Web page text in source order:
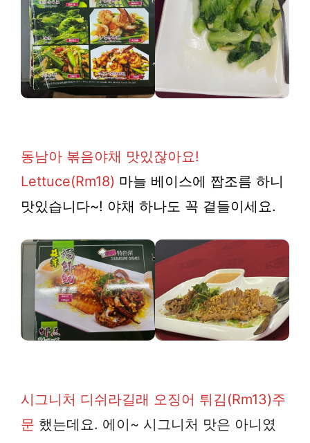
동남아 볶음야채 맛있잖아요!
Lettuce(Rm18) 마늘 베이스에 짭조름 하니
맛있습니다~! 야채 하나도 꼭 곁들이세요.
시그니처 디쉬라길래 오징어 튀김(Rm13)주
문 했는데요. 에이~ 시그니처 맛은 아니였